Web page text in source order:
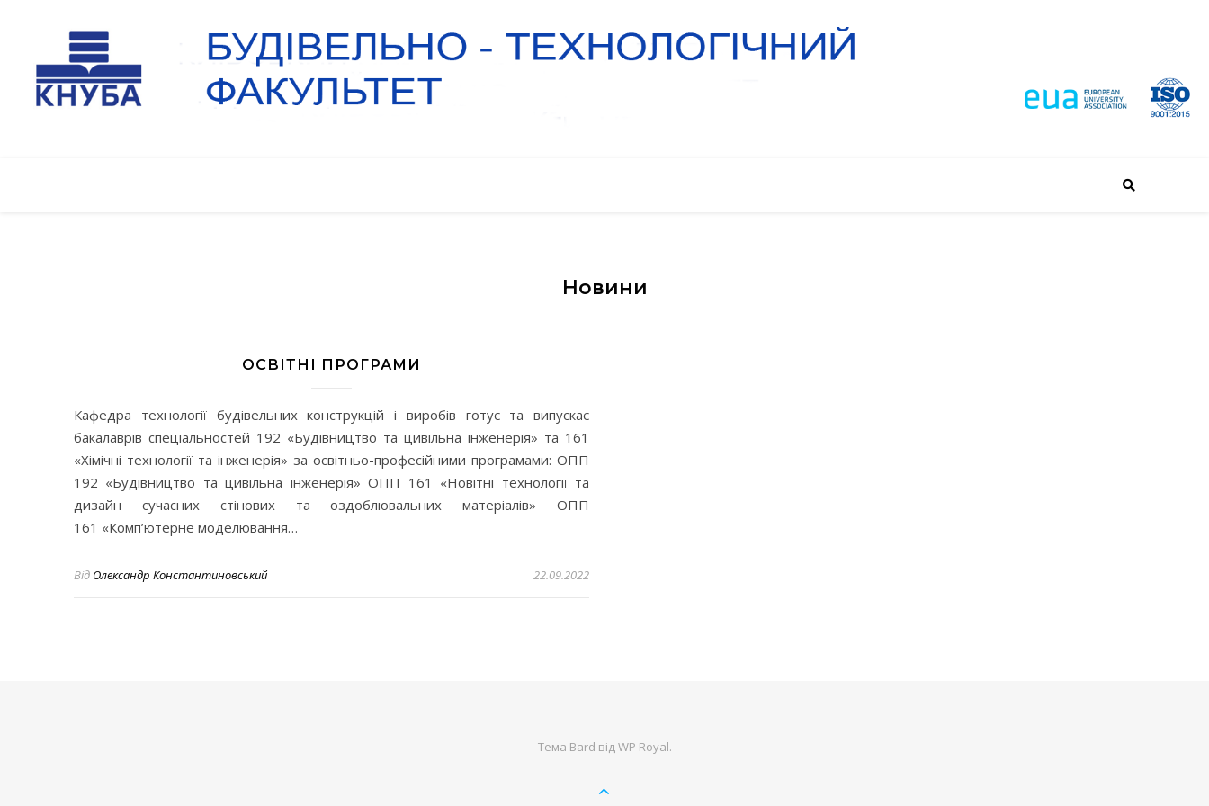
Новини
ОСВІТНІ ПРОГРАМИ
Кафедра технології будівельних конструкцій і виробів готує та випускає
бакалаврів спеціальностей 192 «Будівництво та цивільна інженерія» та 161
«Хімічні технології та інженерія» за освітньо-професійними програмами: ОПП
192 «Будівництво та цивільна інженерія» ОПП 161 «Новітні технології та
дизайн сучасних стінових та оздоблювальних матеріалів» ОПП
161 «Комп’ютерне моделювання…
Від Олександр Константиновський 22.09.2022
Тема Bard відWP Royal.